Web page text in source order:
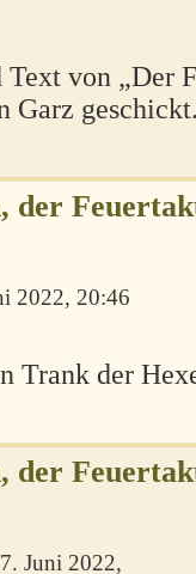
von „Der
der
2022, 20:46
Trank der
der
Juni 2022,